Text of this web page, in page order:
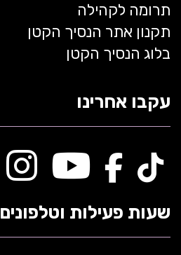
תרומה לקהילה
תקנון אתר הנסיך הקטן
בלוג הנסיך הקטן
עקבו אחרינו
שעות פעילות וטלפונים